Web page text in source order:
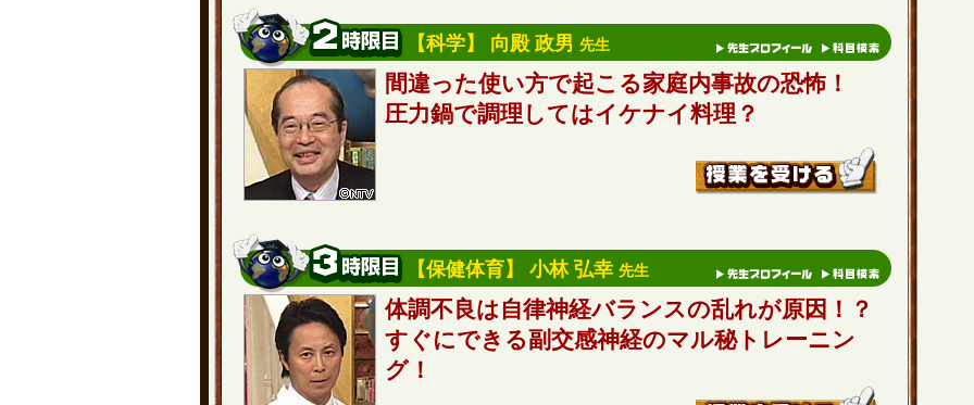
【科学】 向殿 政男 先生
間違った使い方で起こる家庭内事故の恐怖！
圧力鍋で調理してはイケナイ料理？
【保健体育】 小林 弘幸 先生
体調不良は自律神経バランスの乱れが原因！？
すぐにできる副交感神経のマル秘トレーニン
グ！